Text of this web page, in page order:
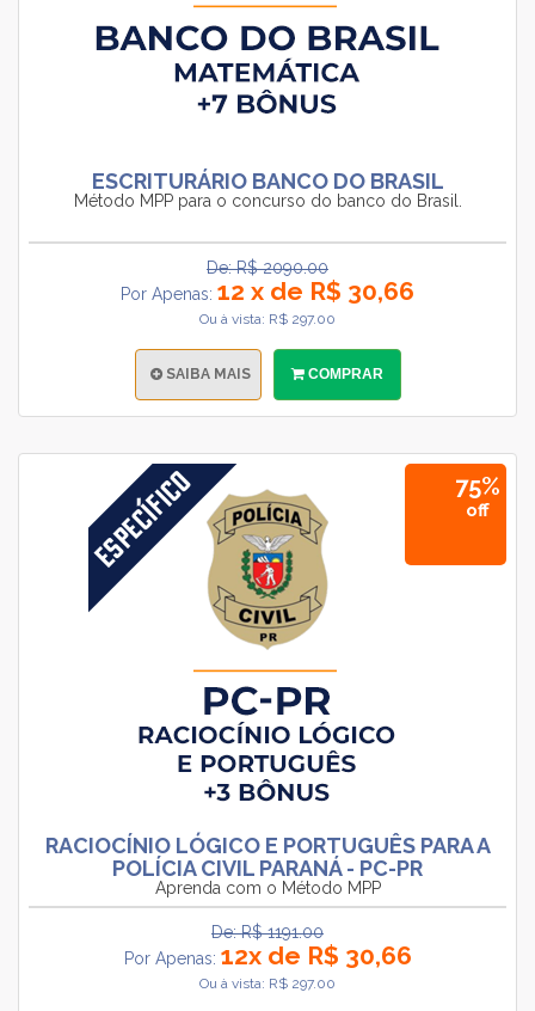
ESCRITURÁRIO BANCO DO BRASIL
Método MPP para o concurso do banco do Brasil.
De: R$ 2090.00
Por Apenas: 12 x de R$ 30,66
Ou à vista: R$ 297.00
SAIBA MAIS COMPRAR
75%
off
RACIOCÍNIO LÓGICO E PORTUGUÊS PARA A
POLÍCIA CIVIL PARANÁ - PC-PR
Aprenda com o Método MPP
De: R$ 1191.00
Por Apenas: 12x de R$ 30,66
Ou à vista: R$ 297.00